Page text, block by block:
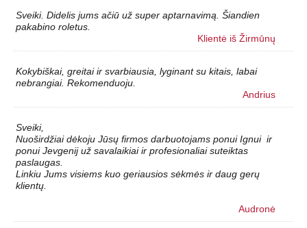
Sveiki. Didelis jums ačiū už super aptarnavimą. Šiandien
pakabino roletus.
Klientė iš Žirmūnų
Kokybiškai, greitai ir svarbiausia, lyginant su kitais, labai
nebrangiai. Rekomenduoju.
Andrius
Sveiki,
Nuoširdžiai dėkoju Jūsų firmos darbuotojams ponui Ignui ir
ponui Jevgenij už savalaikiai ir profesionaliai suteiktas
paslaugas.
Linkiu Jums visiems kuo geriausios sėkmės ir daug gerų
klientų.
Audronė